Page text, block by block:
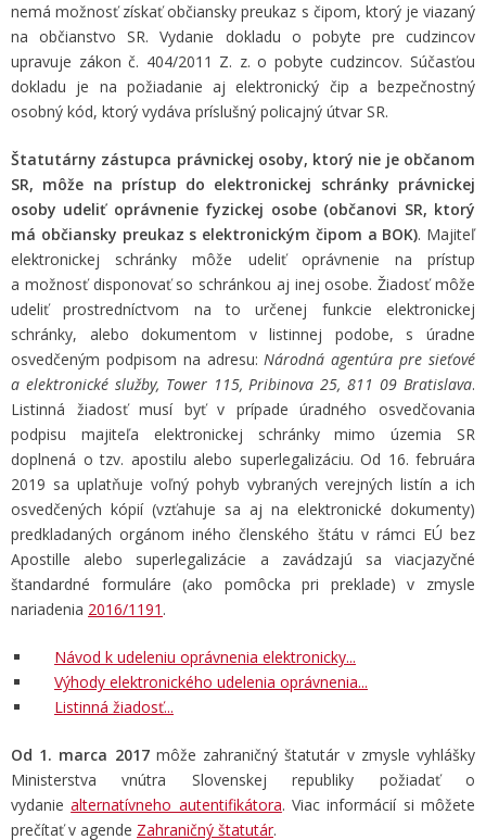
nemá možnosť získať občiansky preukaz s čipom, ktorý je viazaný
na občianstvo SR. Vydanie dokladu o pobyte pre cudzincov
upravuje zákon č. 404/2011 Z. z. o pobyte cudzincov. Súčasťou
dokladu je na požiadanie aj elektronický čip a bezpečnostný
osobný kód, ktorý vydáva príslušný policajný útvar SR.
Štatutárny zástupca právnickej osoby, ktorý nie je občanom
SR, môže na prístup do elektronickej schránky právnickej
osoby udeliť oprávnenie fyzickej osobe (občanovi SR, ktorý
má občiansky preukaz s elektronickým čipom a BOK). Majiteľ
elektronickej schránky môže udeliť oprávnenie na prístup
a možnosť disponovať so schránkou aj inej osobe. Žiadosť môže
udeliť prostredníctvom na to určenej funkcie elektronickej
schránky, alebo dokumentom v listinnej podobe, s úradne
osvedčeným podpisom na adresu:Národná agentúra pre sieťové
a elektronické služby, Tower 115, Pribinova 25, 811 09 Bratislava.
Listinná žiadosť musí byť v prípade úradného osvedčovania
podpisu majiteľa elektronickej schránky mimo územia SR
doplnená o tzv. apostilu alebo superlegalizáciu. Od 16. februára
2019 sa uplatňuje voľný pohyb vybraných verejných listín a ich
osvedčených kópií (vzťahuje sa aj na elektronické dokumenty)
predkladaných orgánom iného členského štátu v rámci EÚ bez
Apostille alebo superlegalizácie a zavádzajú sa viacjazyčné
štandardné formuláre (ako pomôcka pri preklade) v zmysle
nariadenia 2016/1191 .
Návod k udeleniu oprávnenia elektronicky...
Výhody elektronického udelenia oprávnenia...
Listinná žiadosť...
Od 1. marca 2017 môže zahraničný štatutár v zmysle vyhlášky
Ministerstva vnútra Slovenskej republiky požiadať o
vydaniealternatívneho autentifikátora.Viac informácií si môžete
prečítať v agende Zahraničný štatutár.